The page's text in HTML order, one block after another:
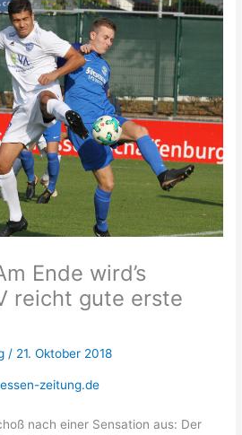
Ende wird’s
reicht gute erste
/ 21. Oktober 2018
zeitung.de
nach einer Sensation aus: Der